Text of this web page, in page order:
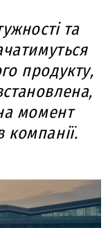
та
продукту,
момент
компанії.